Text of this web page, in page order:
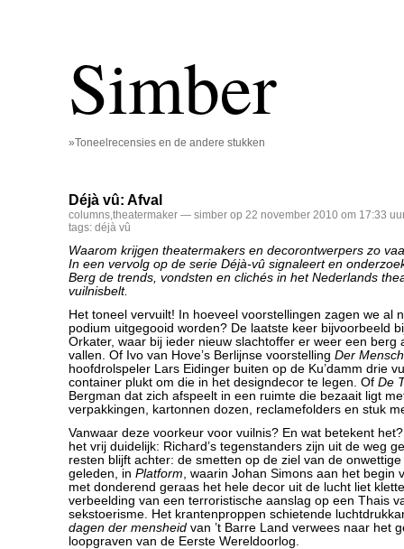
Simber
»Toneelrecensies en de andere stukken
Déjà vû: Afval
columns,theatermaker — simber op 22 november 2010 om 17:33
tags: déjà vû
Waarom krijgen theatermakers en decorontwerpers zo
In een vervolg op de serie Déjà-vû signaleert en
Berg de trends, vondsten en clichés in het Nederlands
vuilnisbelt.
Het toneel vervuilt! In hoeveel voorstellingen zagen we al
podium uitgegooid worden? De laatste keer bijvoorbeeld
Orkater, waar bij ieder nieuw slachtoffer er weer een berg
vallen. Of Ivo van Hove’s Berlijnse voorstelling Der
hoofdrolspeler Lars Eidinger buiten op de Ku’damm drie
container plukt om die in het designdecor te legen. Of De
Bergman dat zich afspeelt in een ruimte die bezaait ligt
verpakkingen, kartonnen dozen, reclamefolders en stuk
Vanwaar deze voorkeur voor vuilnis? En wat betekent
het vrij duidelijk: Richard’s tegenstanders zijn uit de weg
resten blijft achter: de smetten op de ziel van de
geleden, in Platform, waarin Johan Simons aan het begin
met donderend geraas het hele decor uit de lucht liet
verbeelding van een terroristische aanslag op een Thais
sekstoerisme. Het krantenproppen schietende
dagen der mensheid van ’t Barre Land verwees naar het
loopgraven van de Eerste Wereldoorlog.